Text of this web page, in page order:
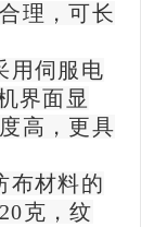
理，可长
用伺服电
界面显
高，更具
布材料的
克，纹